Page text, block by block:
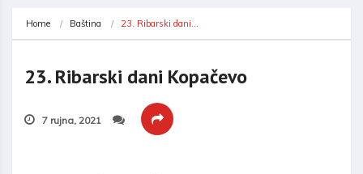
Home Baština 23. Ribarski dani…
23. Ribarski dani Kopačevo
7 rujna, 2021